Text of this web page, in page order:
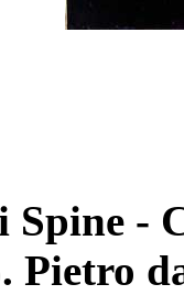
Spine -
Pietro